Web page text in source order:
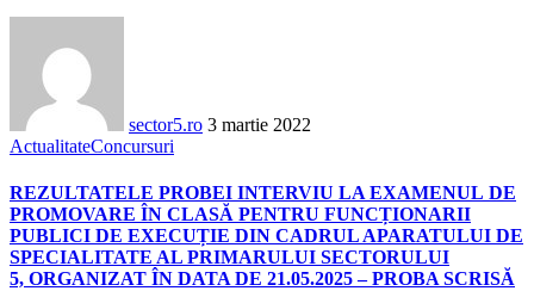
sector5.ro 3 martie 2022
ActualitateConcursuri
REZULTATELE PROBEI INTERVIU LA EXAMENUL DE
PROMOVARE ÎN CLASĂ PENTRU FUNCȚIONARII
PUBLICI DE EXECUȚIE DIN CADRUL APARATULUI DE
SPECIALITATE AL PRIMARULUI SECTORULUI
5, ORGANIZAT ÎN DATA DE 21.05.2025 – PROBA SCRISĂ